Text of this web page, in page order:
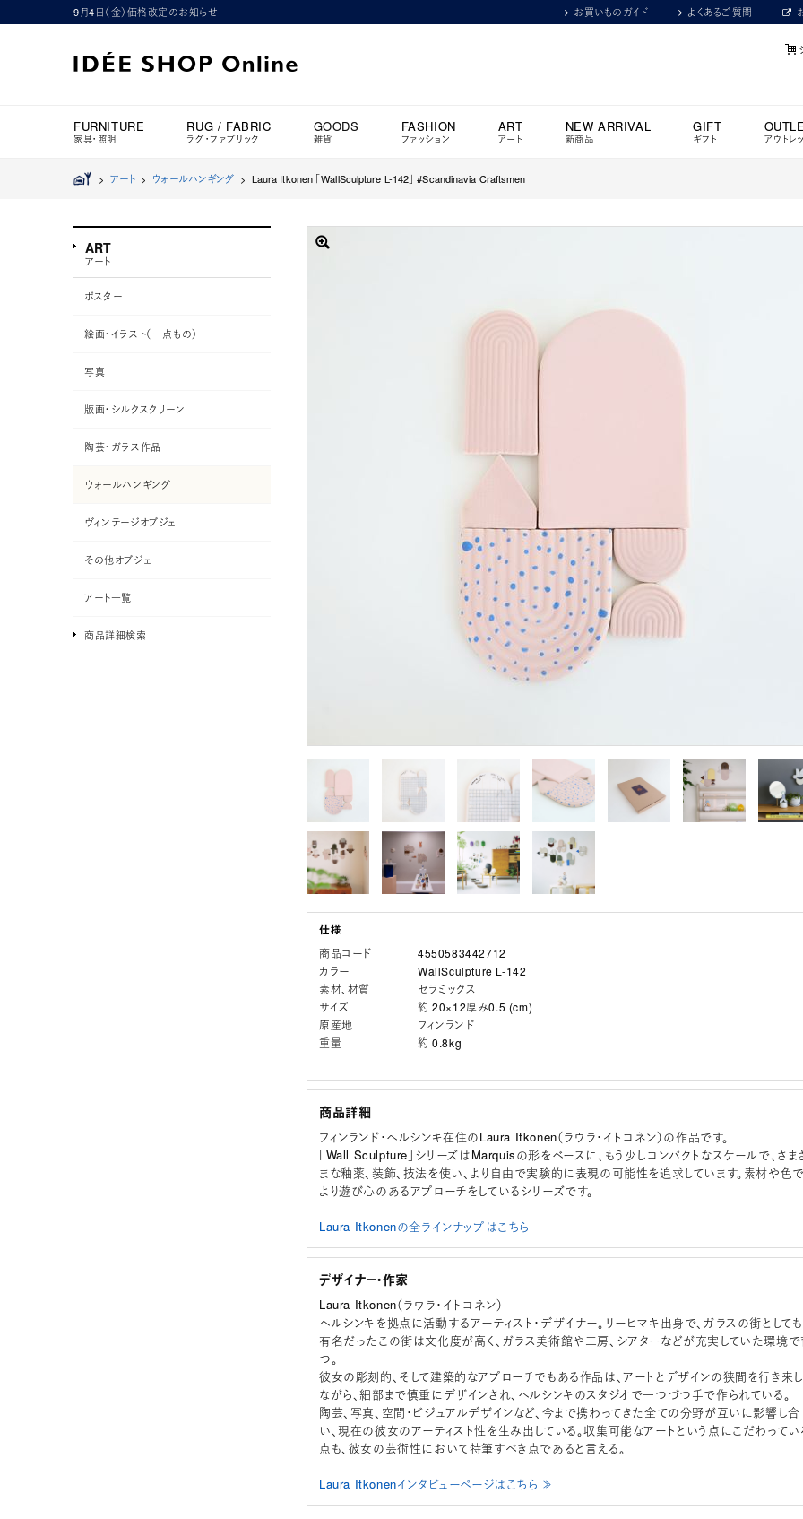
9月4日（金）価格改定のお知らせ お買いものガイド よくあるご質問
FURNITURE
家具・照明
RUG / FABRIC
ラグ・ファブリック
GOODS
雑貨
FASHION
ファッション
ART
アート
NEW ARRIVAL
新商品
GIFT
ギフト アウトレ
> アート> ウォールハンギング > Laura Itkonen 「WallSculpture L-142」 #Scandinavia Craftsmen
商品コード
4550583442712
カラー
WallSculpture L-142
素材、材質
セラミックス
サイズ
約 20×12厚み0.5 (cm)
原産地
フィンランド
重量
約 0.8kg
商品詳細
フィンランド・ヘルシンキ在住のLaura Itkonen（ラウラ・イトコネン）の作品です。
「Wall Sculpture」シリーズはMarquisの形をベースに、もう少しコンパクトなスケールで、さま
まな釉薬、装飾、技法を使い、より自由で実験的に表現の可能性を追求しています。素材や色
より遊び心のあるアプローチをしているシリーズです。
Laura Itkonenの全ラインナップはこちら
デザイナー・作家
Laura Itkonen（ラウラ・イトコネン）
ヘルシンキを拠点に活動するアーティスト・デザイナー。リーヒマキ出身で、ガラスの街としても
有名だったこの街は文化度が高く、ガラス美術館や工房、シアターなどが充実していた環境
つ。
彼女の彫刻的、そして建築的なアプローチでもある作品は、アートとデザインの狭間を行き来し
ながら、細部まで慎重にデザインされ、ヘルシンキのスタジオで一つづつ手で作られている。
陶芸、写真、空間・ビジュアルデザインなど、今まで携わってきた全ての分野が互いに影響し合
い、現在の彼女のアーティスト性を生み出している。収集可能なアートという点にこだわってい
点も、彼女の芸術性において特筆すべき点であると言える。
Laura Itkonenインタビューページはこちら ≫
ART
アート
ポスター
絵画・イラスト（一点もの）
写真
版画・シルクスクリーン
陶芸・ガラス作品
ウォールハンギング
ヴィンテージオブジェ
その他オブジェ
アート一覧
商品詳細検索